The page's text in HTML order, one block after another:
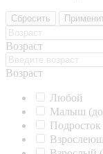
Сбросить
Возраст
Возраст
Любой
Малыш (до